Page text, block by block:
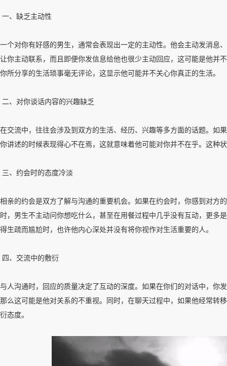
一、缺乏主动性
一个对你有好感的男生，通常会表现出一定的主动性。他会主动发消息
让你主动联系，而且即便你发信息给他也很少主动回应，这可能是他并
你所分享的生活琐事毫无评论，这显示他可能并不关心你真正的生活。
二、对你谈话内容的兴趣缺乏
在交流中，往往会涉及到双方的生活、经历、兴趣等多方面的话题。如
你讲述的时候表现得心不在焉，这就意味着他可能对你并不在乎。这种
三、约会时的态度冷淡
相亲的约会是双方了解与沟通的重要机会。如果在约会时，你感到对方
时，男生不主动问你想吃什么，甚至在用餐过程中几乎没有互动，更
得生疏而尴尬时，也许他内心深处并没有将你视作对生活重要的人。
四、交流中的敷衍
与人沟通时，回应的质量决定了互动的深度。如果在你们的对话中，你
那么这可能是他对关系的不重视。同时，在聊天过程中，如果他经常转
衍态度。